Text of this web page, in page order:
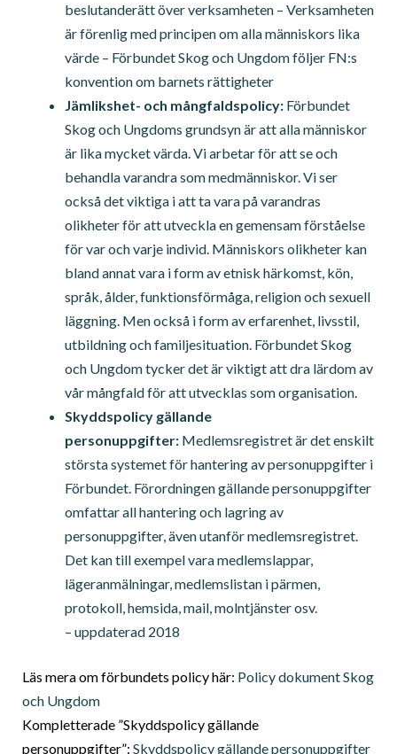
beslutanderätt över verksamheten – Verksamheten
är förenlig med principen om alla människors lika
värde – Förbundet Skog och Ungdom följer FN:s
konvention om barnets rättigheter
Jämlikshet- och mångfaldspolicy: Förbundet
Skog och Ungdoms grundsyn är att alla människor
är lika mycket värda. Vi arbetar för att se och
behandla varandra som medmänniskor. Vi ser
också det viktiga i att ta vara på varandras
olikheter för att utveckla en gemensam förståelse
för var och varje individ. Människors olikheter kan
bland annat vara i form av etnisk härkomst, kön,
språk, ålder, funktionsförmåga, religion och sexuell
läggning. Men också i form av erfarenhet, livsstil,
utbildning och familjesituation. Förbundet Skog
och Ungdom tycker det är viktigt att dra lärdom av
vår mångfald för att utvecklas som organisation.
Skyddspolicy gällande
personuppgifter:Medlemsregistret är det enskilt
största systemet för hantering av personuppgifter i
Förbundet. Förordningen gällande personuppgifter
omfattar all hantering och lagring av
personuppgifter, även utanför medlemsregistret.
Det kan till exempel vara medlemslappar,
lägeranmälningar, medlemslistan i pärmen,
protokoll, hemsida, mail, molntjänster osv.
– uppdaterad 2018
Läs mera om förbundets policy här: Policy dokument Skog
och Ungdom
Kompletterade ”Skyddspolicy gällande
personuppgifter”: Skyddspolicy gällande personuppgifter